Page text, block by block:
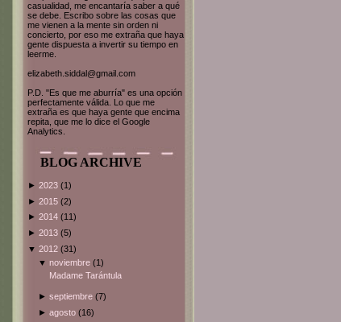
casualidad, me encantaría saber a qué
se debe. Escribo sobre las cosas que
me vienen a la mente sin orden ni
concierto, por eso me extraña que haya
gente dispuesta a invertir su tiempo en
leerme.
elizabeth.siddal@gmail.com
P.D. "Es que me aburría" es una opción
perfectamente válida. Lo que me
extraña es que haya gente que encima
repita, que me lo dice el Google
Analytics.
BLOG ARCHIVE
► 2023 (1)
► 2015 (2)
► 2014 (11)
► 2013 (5)
▼ 2012 (31)
▼noviembre(1)
Madame Tarántula
►septiembre(7)
►agosto(16)